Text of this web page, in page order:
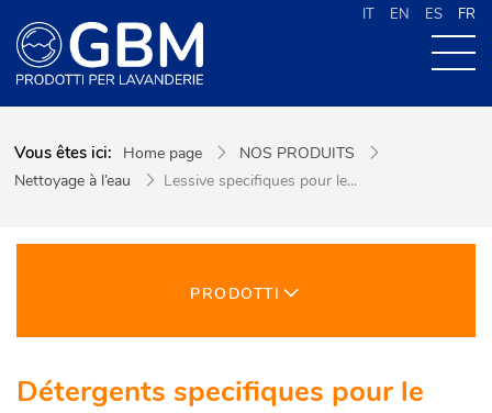
IT EN ES FR
NOS PRODUITS
CONTACTS
Vous êtes ici: Home page
NOS PRODUITS
Nettoyage à l’eau
Lessive specifiques pour le...
PRODOTTI
Détergents specifiques pour le